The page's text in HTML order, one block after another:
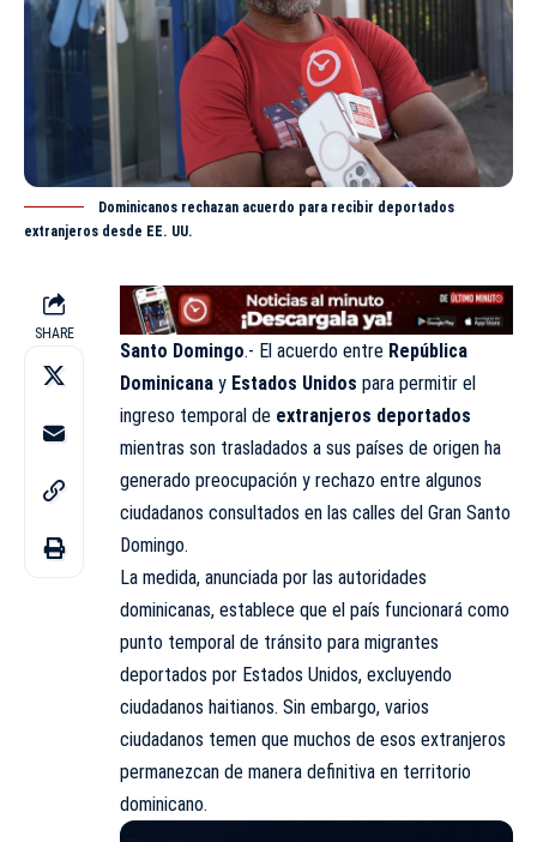
Dominicanos rechazan acuerdo para recibir deportados
extranjeros desde EE. UU.
SHARE
Santo Domingo.- El acuerdo entre República
Dominicana y Estados Unidos para permitir el
ingreso temporal de extranjeros deportados
mientras son trasladados a sus países de origen ha
generado preocupación y rechazo entre algunos
ciudadanos consultados en las calles del Gran Santo
Domingo.
La medida, anunciada por las autoridades
dominicanas, establece que el país funcionará como
punto temporal de tránsito para migrantes
deportados por Estados Unidos, excluyendo
ciudadanos haitianos. Sin embargo, varios
ciudadanos temen que muchos de esos extranjeros
permanezcan de manera definitiva en territorio
dominicano.